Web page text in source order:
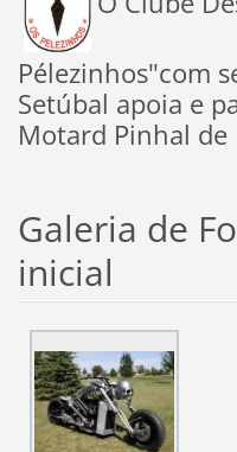
Pélezinhos"com
Setúbal apoia e
Motard Pinhal de
Galeria de
inicial